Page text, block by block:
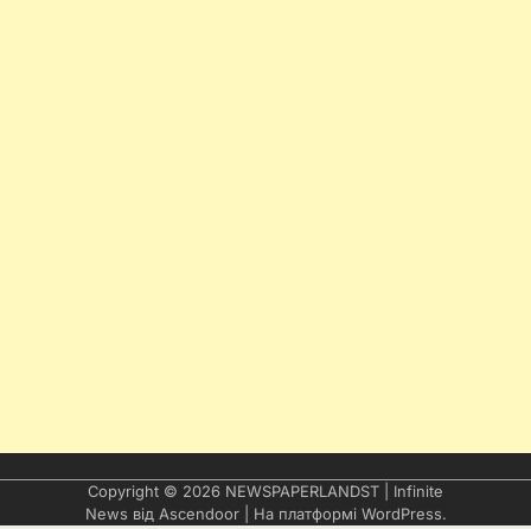
Copyright © 2026 NEWSPAPERLANDST | Infinite
News від Ascendoor| На платформі WordPress.